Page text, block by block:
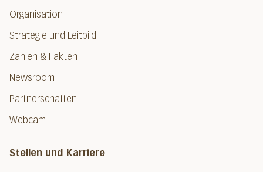
Organisation
Strategie und Leitbild
Zahlen & Fakten
Newsroom
Partnerschaften
Webcam
Stellen und Karriere